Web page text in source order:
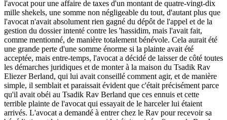
l'avocat pour une affaire de taxes d'un montant de quatre-vingt-dix
mille shekels, une somme non négligeable du tout, d'autant plus que
l'avocat n'avait absolument rien gagné du dépôt de l'appel et de la
gestion du dossier intenté contre les 'hassidim, mais l'avait fait,
comme mentionné, de manière totalement bénévole. Cela aurait été
une grande perte d'une somme énorme si la plainte avait été
acceptée, mais entre-temps, l'avocat a décidé de laisser de côté toutes
les démarches juridiques et de monter à la maison du Tsadik Rav
Eliezer Berland, qui lui avait conseillé comment agir, et de manière
simple, il semblait et paraissait évident que c'était précisément parce
qu'il avait obéi au Tsadik Rav Berland que ces ennuis et cette
terrible plainte de l'avocat qui essayait de le harceler lui étaient
arrivés. L'avocat a demandé à entrer chez le Rav pour recevoir sa